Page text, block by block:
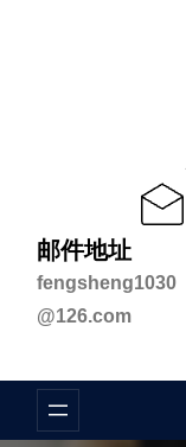
邮件地址
fengsheng1030
@126.com